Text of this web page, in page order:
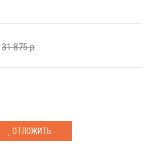
31 875 p
ОТЛОЖИТЬ